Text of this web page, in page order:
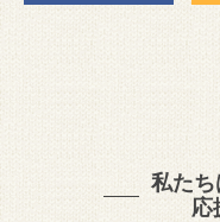
私た
応